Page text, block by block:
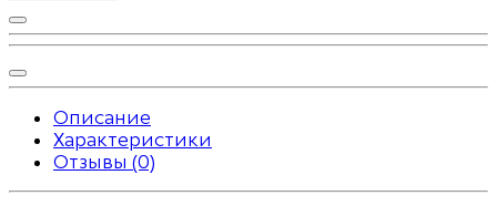
Описание
Характеристики
Отзывы (0)